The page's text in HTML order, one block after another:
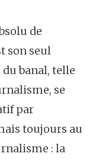
de
son seul
du banal, telle
se
par
toujours au
: la